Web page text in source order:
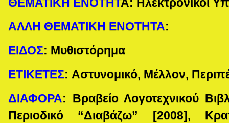
ΘΕΜΑΤΙΚΗ ΕΝΟΤΗΤΑ: Ηλεκτρονικοί
ΑΛΛΗ ΘΕΜΑΤΙΚΗ ΕΝΟΤΗΤΑ:
ΕΙΔΟΣ: Μυθιστόρημα
ΕΤΙΚΕΤΕΣ:Αστυνομικό, Μέλλον,
ΔΙΑΦΟΡΑ: Βραβείο Λογοτεχνικού
Περιοδικό “Διαβάζω” [2008],